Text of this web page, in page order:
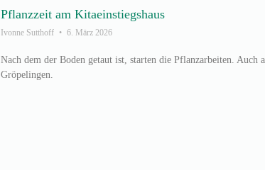
Pflanzzeit am Kitaeinstiegshaus
Ivonne Sutthoff 6. März 2026
Nach dem der Boden getaut ist, starten die Pflanzarbeiten. Auch
Gröpelingen.